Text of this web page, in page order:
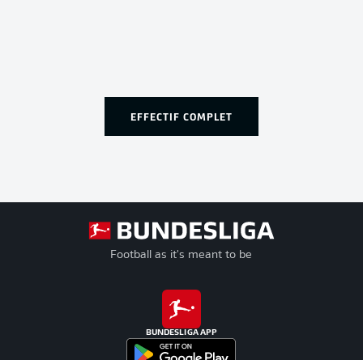
EFFECTIF COMPLET
Football as it's meant to be
BUNDESLIGA APP